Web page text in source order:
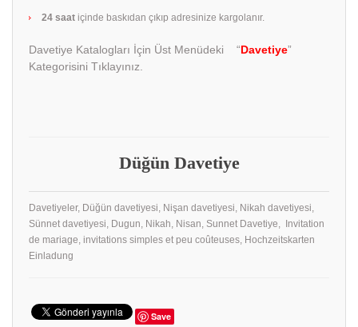
24 saat içinde baskıdan çıkıp adresinize kargolanır.
Davetiye Katalogları İçin Üst Menüdeki “Davetiye”
Kategorisini Tıklayınız.
Düğün Davetiye
Davetiyeler, Düğün davetiyesi, Nişan davetiyesi, Nikah davetiyesi,
Sünnet davetiyesi, Dugun, Nikah, Nisan, Sunnet Davetiye, Invitation
de mariage, invitations simples et peu coûteuses, Hochzeitskarten
Einladung
Save